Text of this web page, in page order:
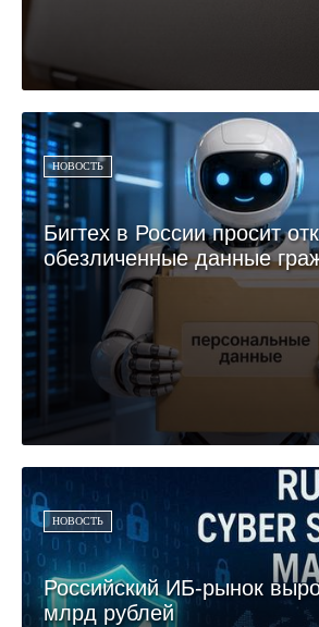
НОВОСТЬ
Бигтех в России просит
обезличенные данные
НОВОСТЬ
Российский ИБ-рынок
млрд рублей